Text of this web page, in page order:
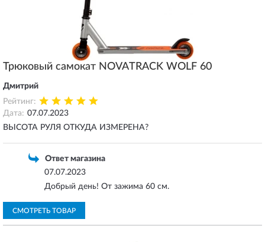
Трюковый самокат NOVATRACK WOLF 60
Дмитрий
Рейтинг:
Дата: 07.07.2023
ВЫСОТА РУЛЯ ОТКУДА ИЗМЕРЕНА?
Ответ магазина
07.07.2023
Добрый день! От зажима 60 см.
СМОТРЕТЬ ТОВАР